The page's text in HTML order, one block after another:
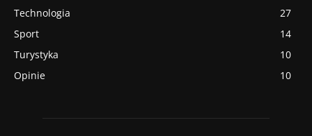
Technologia
27
Sport
14
Turystyka
10
Opinie
10